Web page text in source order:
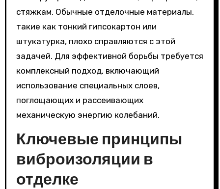
стяжкам. Обычные отделочные материалы,
такие как тонкий гипсокартон или
штукатурка, плохо справляются с этой
задачей. Для эффективной борьбы требуется
комплексный подход, включающий
использование специальных слоев,
поглощающих и рассеивающих
механическую энергию колебаний.
Ключевые принципы
виброизоляции в
отделке